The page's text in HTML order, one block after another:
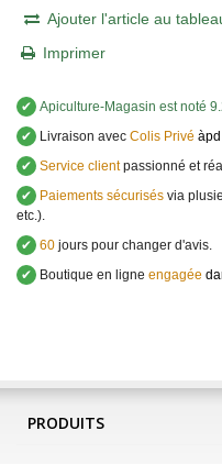
Ajouter l'article au
Imprimer
✔ Apiculture-Magasin est noté
✔
Livraison avec Colis Privé àpd
✔ Service clientpassionné et
✔
Paiements sécurisés via
etc.).
✔ 60 jours pour changer d'avis.
✔
Boutique en ligne engagée
PRODUITS